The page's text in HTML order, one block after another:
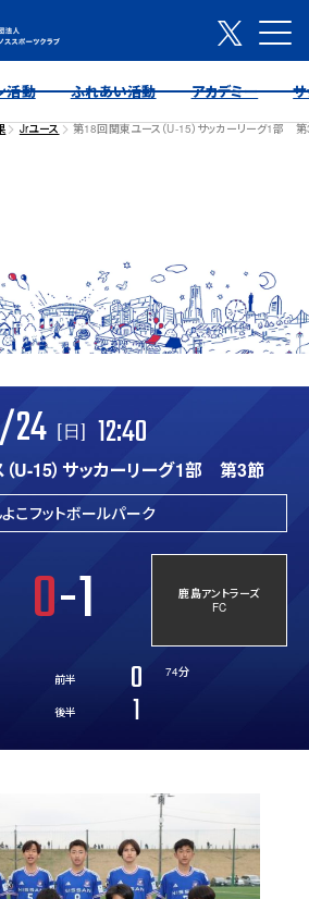
活動 ふれあい活動 アカデミー
Jrユース 第18回関東ユース（U-15）サッカーリーグ1部
[日] 12:40
U-15）サッカーリーグ1部 第3節
よこフットボールパーク
0-1
鹿島アントラーズ
FC
前半 0
後半 1
74分